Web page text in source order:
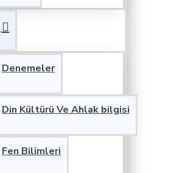
Denemeler
Din Kültürü Ve Ahlak bilgisi
Fen Bilimleri